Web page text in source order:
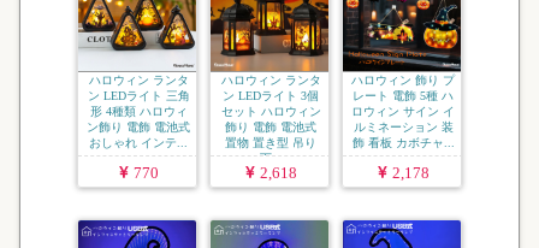
ハロウィン ランタ
ン LEDライト 三角
形 4種類 ハロウィ
ン飾り 電飾 電池式
おしゃれ インテ...
770
ハロウィン ランタ
ン LEDライト 3個
セット ハロウィン
飾り 電飾 電池式
置物 置き型 吊り
下...
2,618
ハロウィン 飾り プ
レート 電飾 5種 ハ
ロウィン サイン イ
ルミネーション 装
飾 看板 カボチャ...
2,178